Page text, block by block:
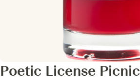
Poetic License